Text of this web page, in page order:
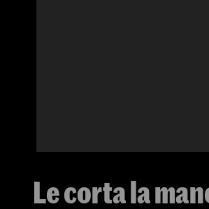
Le corta la